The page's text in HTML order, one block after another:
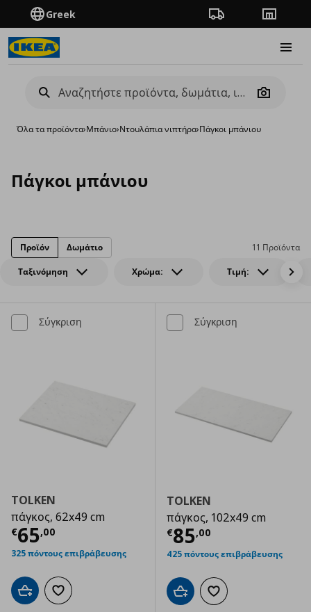
Greek Πορεία παραγγελίας
Camera
Όλα τα προϊόντα›Μπάνιο›Ντουλάπια νιπτήρα›Πάγκοι μπάνιου
Πάγκοι μπάνιου
Ταξινόμηση Χρώμα: Τιμή:
11 Προϊόντα
Προϊόν Δωμάτιο
Σύγκριση
TOLKEN
πάγκος, 62x49 cm
€65,00
Τρέχουσα τιμή € 65,00
325 πόντους επιβράβευσης
Προσθήκη στο καλάθι
Προσθήκη στα αγαπημένα
Σύγκριση
TOLKEN
πάγκος, 102x49 cm
€85,00
Τρέχουσα
425 πόντους επιβράβευσης
Προσθήκη στο καλάθι
Προσθήκη στα